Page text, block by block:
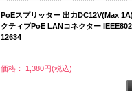
PoEスプリッター 出力DC12V(Max
クティブPoE LANコネクター
12634
価格： 1,380円(税込)